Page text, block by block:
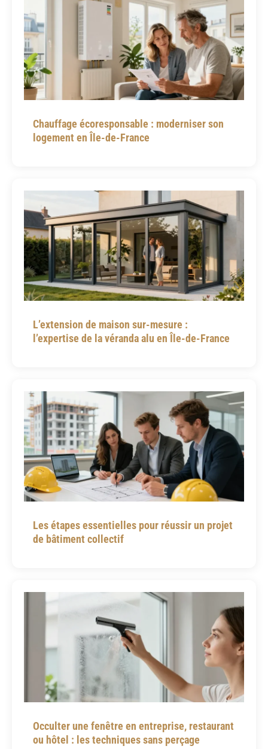
Chauffage écoresponsable : moderniser son
logement en Île-de-France
L’extension de maison sur-mesure :
l’expertise de la véranda alu en Île-de-France
Les étapes essentielles pour réussir un projet
de bâtiment collectif
Occulter une fenêtre en entreprise, restaurant
ou hôtel : les techniques sans perçage